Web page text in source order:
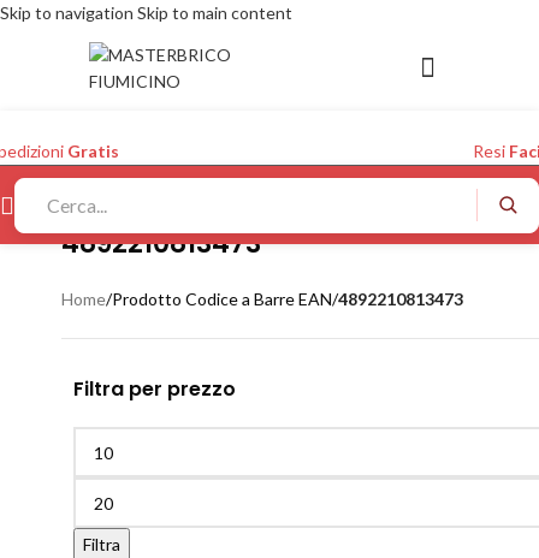
Skip to navigation Skip to main content
Gratis Resi
4892210813473
Home/Prodotto Codice a Barre EAN/4892210813473
Filtra per prezzo
Filtra